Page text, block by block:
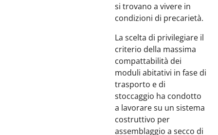
si trovano a vivere in
condizioni di precarietà.
La scelta di privilegiare il
criterio della massima
compattabilità dei
moduli abitativi in fase di
trasporto e di
stoccaggio ha condotto
a lavorare su un sistema
costruttivo per
assemblaggio a secco di